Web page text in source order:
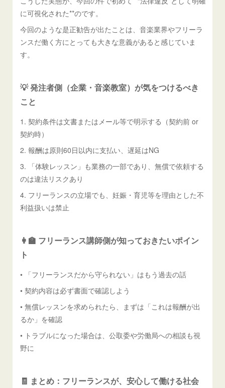
に可視化された**のです。
今回のような是正勧告が出たことは、音楽業界やフリーラ
ンスだ働く方にとっても大きな意義があると感じていま
す。
💡 発注者側（企業・音楽教室）が気をつけるべき
こと
1. 契約条件は文書またはメール等で明示する（契約前 or
契約時）
2. 報酬は原則60日以内に支払い、遅延はNG
3. 「体験レッスン」も業務の一部であり、無償で依頼する
のは違法リスクあり
4. フリーランスの立場でも、妊娠・育児等を理由とした不
利益扱いは禁止
👩‍🏫 フリーランス講師側が知っておきたいポイン
ト
• 「フリーランスだから守られない」はもう過去の話
• 契約内容は必ず書面で確認しよう
• 無償レッスンを求められたら、まずは「これは報酬が出
るか」を確認
• トラブルになった場合は、公取委や労働局への相談も視
野に
🧾 まとめ：フリーランスが、安心して働ける社会